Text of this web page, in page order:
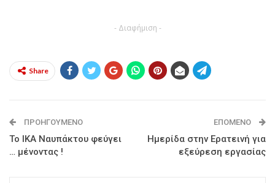
- Διαφήμιση -
Share
ΠΡΟΗΓΟΎΜΕΝΟ
Το ΙΚΑ Ναυπάκτου φεύγει
… μένοντας !
ΕΠΌΜΕΝΟ
Ημερίδα στην Ερατεινή για
εξεύρεση εργασίας